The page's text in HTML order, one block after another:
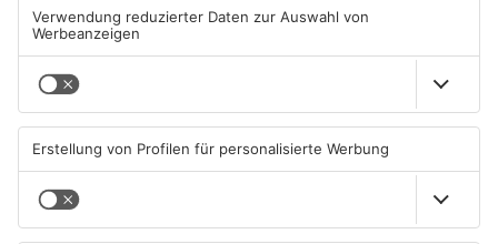
Mehr aus Main-
Kinzig-Kreis